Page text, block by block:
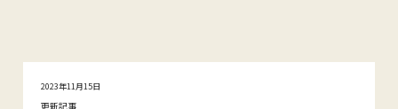
2023年11月15日
更新記事